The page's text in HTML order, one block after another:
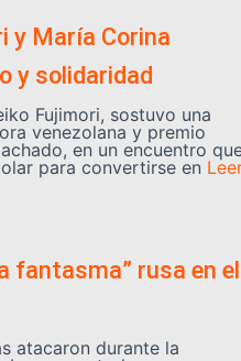
María Corina
y solidaridad
Fujimori, sostuvo una
venezolana y premio
en un encuentro
para convertirse en
fantasma” rusa en el
atacaron durante la